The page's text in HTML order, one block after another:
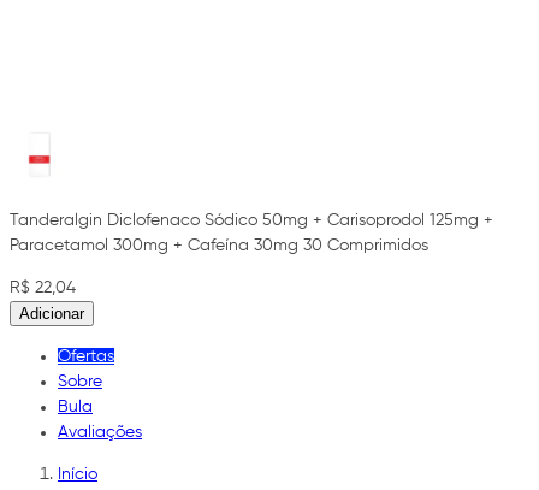
Tanderalgin Diclofenaco Sódico 50mg + Carisoprodol 125mg +
Paracetamol 300mg + Cafeína 30mg 30 Comprimidos
R$ 22,04
Adicionar
Ofertas
Sobre
Bula
Avaliações
Início